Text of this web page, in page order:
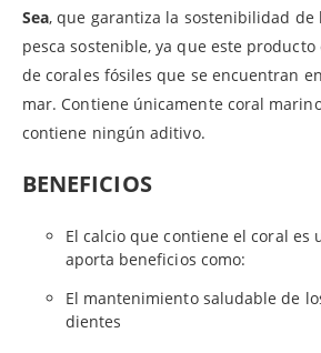
Sea, que garantiza la sostenibilidad de
pesca sostenible, ya que este producto
de corales fósiles que se encuentran
mar. Contiene únicamente coral
contiene ningún aditivo.
BENEFICIOS
El calcio que contiene el coral es
aporta beneficios como:
El mantenimiento saludable de
dientes